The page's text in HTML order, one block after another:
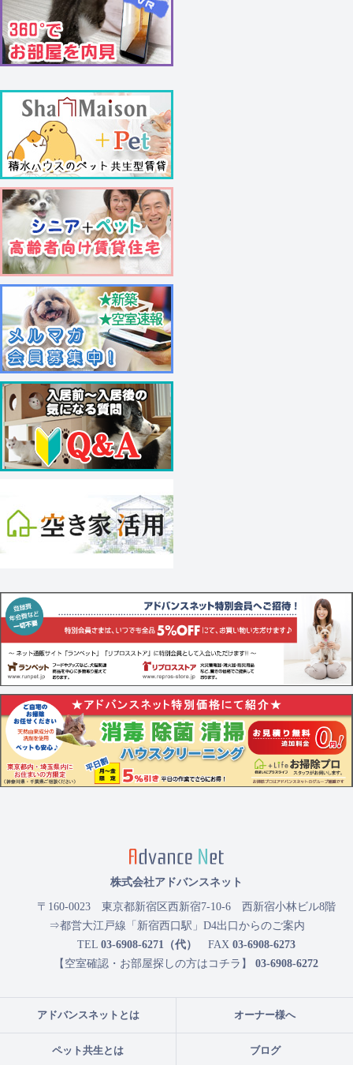
アドバンスネットとは オーナー様へ
ペット共生とは ブログ
株式会社アドバンスネット
〒160-0023 東京都新宿区西新宿7-10-6 西新宿小林ビル8階
⇒都営大江戸線「新宿西口駅」D4出口からのご案内
TEL 03-6908-6271（代） FAX 03-6908-6273
【空室確認・お部屋探しの方はコチラ】 03-6908-6272